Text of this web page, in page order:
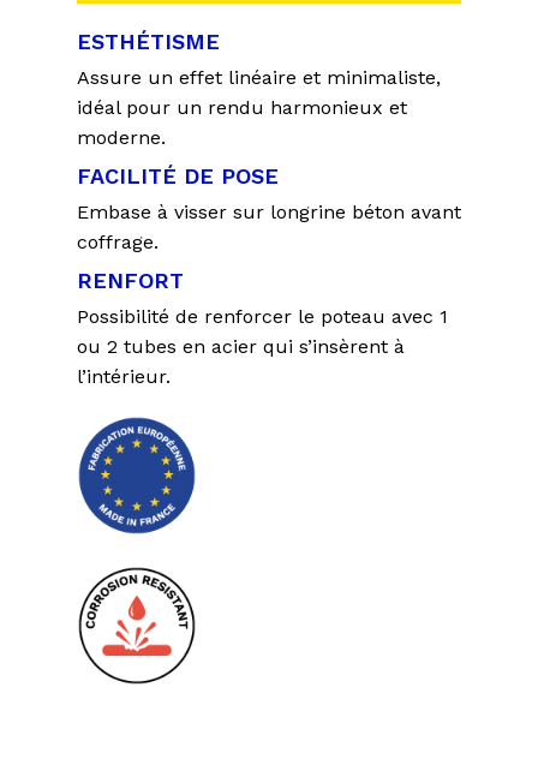
ESTHÉTISME
Assure un effet linéaire et minimaliste,
idéal pour un rendu harmonieux et
moderne.
FACILITÉ DE POSE
Embase à visser sur longrine béton avant
coffrage.
RENFORT
Possibilité de renforcer le poteau avec 1
ou 2 tubes en acier qui s’insèrent à
l’intérieur.